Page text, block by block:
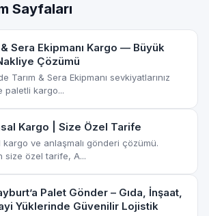
Sayfaları
Sera Ekipmanı Kargo — Büyük
Çözümü
Tarım & Sera Ekipmanı sevkiyatlarınız
paletli kargo...
Kargo | Size Özel Tarife
ve anlaşmalı gönderi çözümü.
size özel tarife, A...
Palet Gönder – Gıda, İnşaat,
Yüklerinde Güvenilir Lojistik